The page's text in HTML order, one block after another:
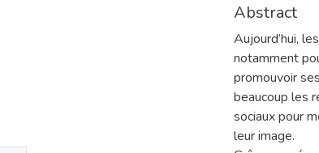
Abstract
Aujourd’hui,
notamment
promouvoir
beaucoup les
sociaux pour
leur image.